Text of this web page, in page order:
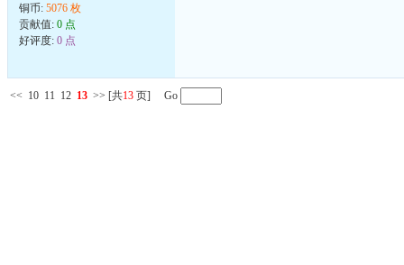
铜币: 5076 枚
贡献值: 0 点
好评度: 0 点
<< 10 11 12 13 >> [共13 页] Go